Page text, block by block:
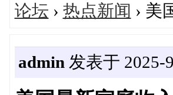
论坛 › 热点新闻 › 美
admin 发表于 2025-